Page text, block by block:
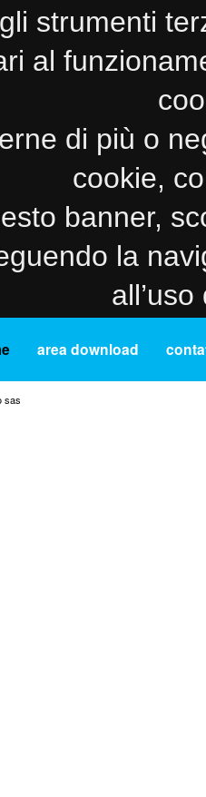
strumenti
al
di più o
cookie,
banner,
la
area download
sas